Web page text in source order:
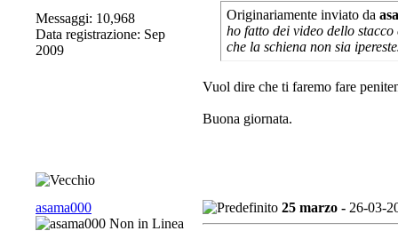
Messaggi: 10,968
Data registrazione: Sep
2009
Originariamente inviato da
ho fatto dei video dello
che la schiena non sia
Vuol dire che ti faremo fare
Buona giornata.
asama000 25 marzo - 26-03-